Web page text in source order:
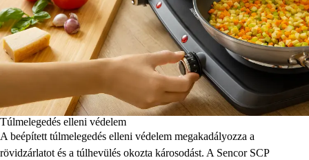
Túlmelegedés elleni védelem
A beépített túlmelegedés elleni védelem megakadályozza a
rövidzárlatot és a túlhevülés okozta károsodást. A Sencor SCP